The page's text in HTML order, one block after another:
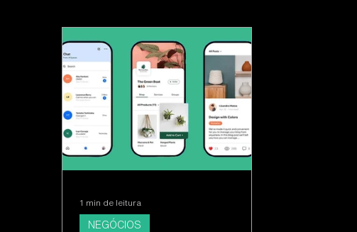
Email Marketing Marketing de Conteúdo
Redes Sociais Vendas Inbound Marketing
Eventos Wix Pagamentos Social Mídias
NEGÓCIOS
1 min de leitura